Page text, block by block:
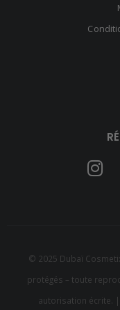
© 2025 Dubaï
protégés – toute
autorisation écrite.